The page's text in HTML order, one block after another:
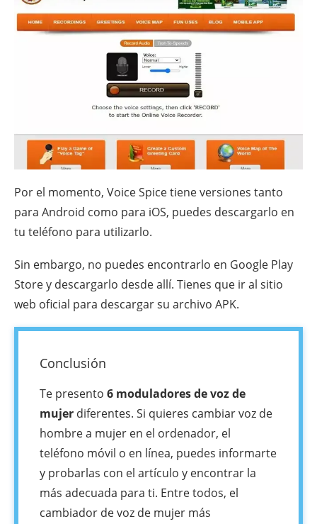
Por el momento, Voice Spice tiene versiones tanto
para Android como para iOS, puedes descargarlo en
tu teléfono para utilizarlo.
Sin embargo, no puedes encontrarlo en Google Play
Store y descargarlo desde allí. Tienes que ir al sitio
web oficial para descargar su archivo APK.
Conclusión
Te presento 6 moduladores de voz de
mujer diferentes. Si quieres cambiar voz de
hombre a mujer en el ordenador, el
teléfono móvil o en línea, puedes informarte
y probarlas con el artículo y encontrar la
más adecuada para ti. Entre todos, el
cambiador de voz de mujer más